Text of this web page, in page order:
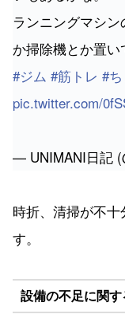
ランニングマシ
か掃除機とか置い
#ジム #筋トレ #
pic.twitter.com/
— UNIMANI日記
時折、清掃が不
す。
設備の不足に関